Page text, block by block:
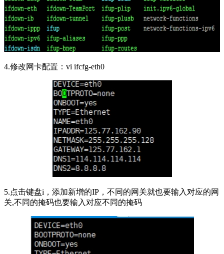
4.修改网卡配置：vi ifcfg-eth0
5.点击键盘i，添加新增的IP，不同的网关就也要输入对应的网
关,不同的掩码也要输入对应不同的掩码